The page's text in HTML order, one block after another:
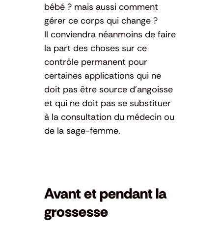
bébé ? mais aussi comment
gérer ce corps qui change ?
Il conviendra néanmoins de faire
la part des choses sur ce
contrôle permanent pour
certaines applications qui ne
doit pas être source d’angoisse
et qui ne doit pas se substituer
à la consultation du médecin ou
de la sage-femme.
Avant et pendant la
grossesse